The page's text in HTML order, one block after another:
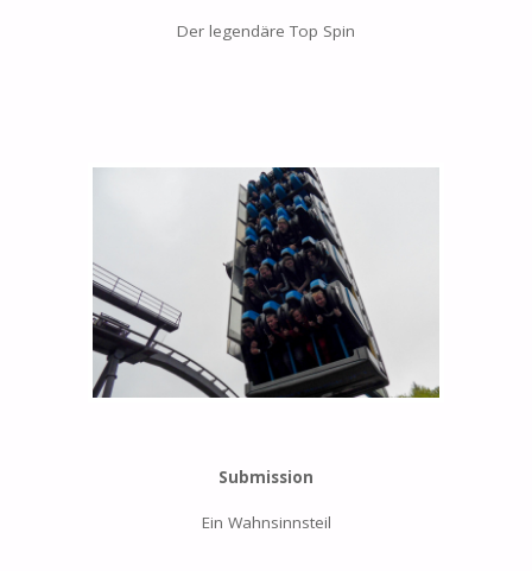
Der legendäre Top Spin
Submission
Ein Wahnsinnsteil